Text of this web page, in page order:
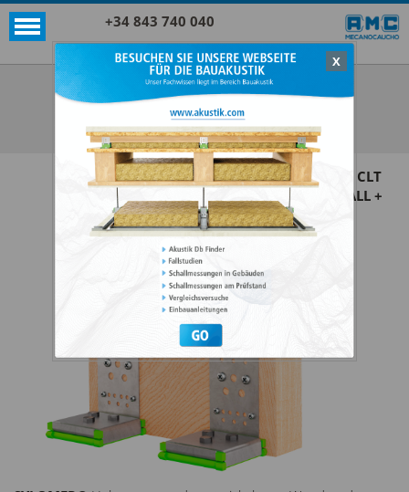
+34 843 740 040
X
Akustik + Sylomer®
CLT WALL + SYLOMER
ALLE ANZEIGEN AKUSTIK + SYLOMER®
CLT
WALL +